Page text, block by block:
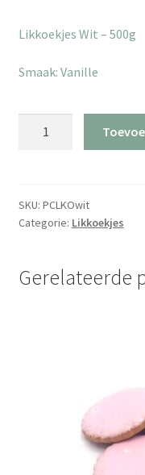
Likkoekjes Wit – 500g
Smaak: Vanille
aantal
SKU: PCLKOwit
Categorie: Likkoekjes
Gerelateerde